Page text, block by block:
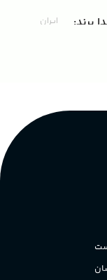
برند ایران
مرکباتی